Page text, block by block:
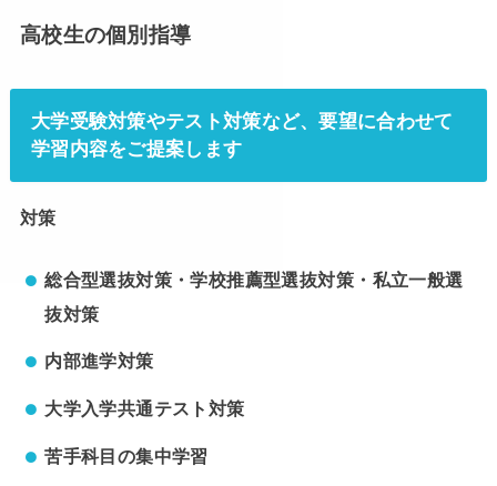
高校生の個別指導
大学受験対策やテスト対策など、要望に合わせて
学習内容をご提案します
対策
総合型選抜対策・学校推薦型選抜対策・私立一般選
抜対策
内部進学対策
大学入学共通テスト対策
苦手科目の集中学習